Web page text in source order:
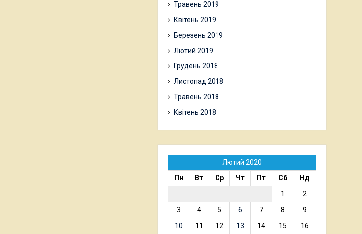
Травень 2019
Квітень 2019
Березень 2019
Лютий 2019
Грудень 2018
Листопад 2018
Травень 2018
Квітень 2018
Лютий 2020
Пн
Вт Ср Чт Пт Сб
Нд
1
2
3
4 5 6 7 8
9
10
11 12 13 14 15 16